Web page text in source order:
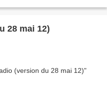
28 mai 12)